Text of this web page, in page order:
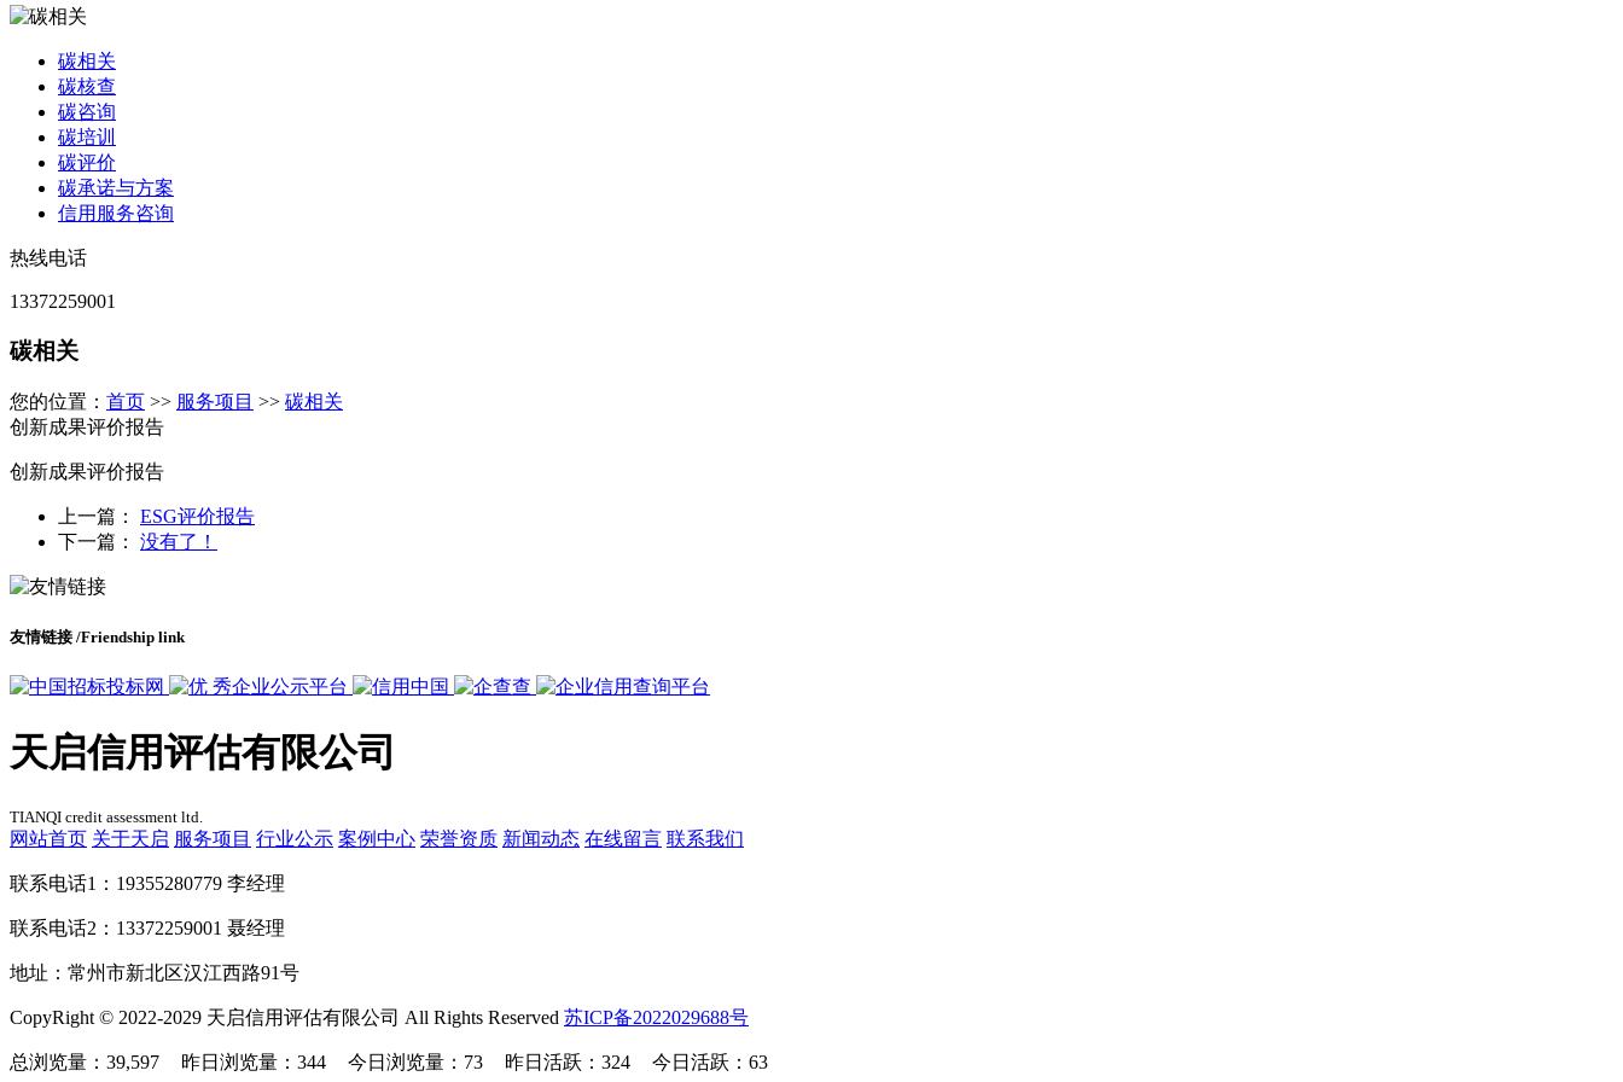
碳相关
碳核查
碳咨询
碳培训
碳评价
碳承诺与方案
信用服务咨询
热线电话
13372259001
碳相关
您的位置： 首页 >> 服务项目 >> 碳相关
创新成果评价报告
创新成果评价报告
上一篇： ESG评价报告
下一篇： 没有了！
友情链接 /Friendship link
天启信用评估有限公司
TIANQI credit assessment ltd.
网站首页 关于天启 服务项目 行业公示 案例中心 荣誉资质 新闻动态 在线留言 联系我们
联系电话1：19355280779 李经理
联系电话2：13372259001 聂经理
地址：常州市新北区汉江西路91号
CopyRight © 2022-2029 天启信用评估有限公司 All Rights Reserved 苏ICP备2022029688号
总浏览量：39,597 昨日浏览量：344 今日浏览量：73 昨日活跃：324 今日活跃：63